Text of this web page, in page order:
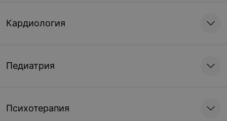
Кардиология
Педиатрия
Психотерапия